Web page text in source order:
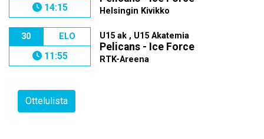
14:15 Helsingin Kivikko
30 ELO
11:55
U15 ak , U15 Akatemia
Pelicans - Ice Force
RTK-Areena
Ottelulista